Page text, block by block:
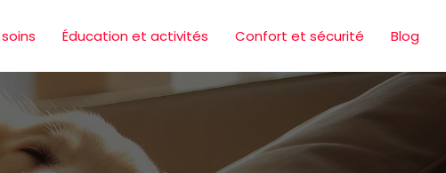
Éducation et activités Confort et sécurité Blog